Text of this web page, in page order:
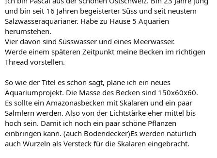
und bin seit 16 Jahren begeisterter Süss und seit neustem
Salzwasseraquarianer. Habe zu Hause 5 Aquarien
herumstehen.
Vier davon sind Süsswasser und eines Meerwasser.
Werde einem späteren Zeitpunkt meine Becken im richtigen
Thread vorstellen.
So wie der Titel es schon sagt, plane ich ein neues
Aquariumprojekt. Die Masse des Becken sind 150x60x60.
Es sollte ein Amazonasbecken mit Skalaren und ein paar
Salmlern werden. Also von der Lichtstärke eher mittel bis
hoch sein. Damit ich noch ein paar schöne Pflanzen
einbringen kann. (auch Bodendecker)Es werden natürlich
auch Wurzeln als Versteck für die Skalaren eingebracht.